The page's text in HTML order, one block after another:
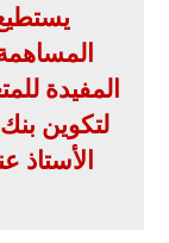
يستطيع
المفيدة
لتكوين بنك
الأستاذ